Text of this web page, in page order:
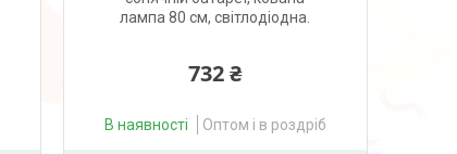
лампа 80 см, світлодіодна.
732 ₴
В наявності Оптом і в роздріб